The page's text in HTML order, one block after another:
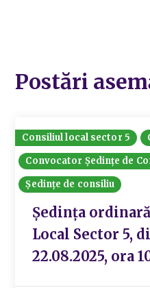
Postări
Consiliul local sector 5
Convocator Ședințe de
Ședințe de consiliu
Ședința
Local Sector 5,
22.08.2025, ora